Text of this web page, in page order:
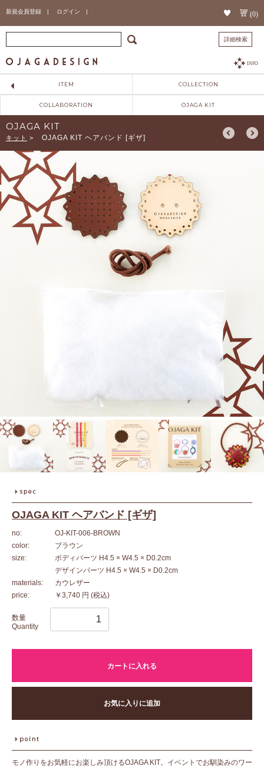
新規会員登録 | ログイン | (0)
詳細検索
INFO
ITEM COLLECTION
COLLABORATION OJAGA KIT
OJAGA KIT
キット > OJAGA KIT ヘアバンド [ギザ]
OJAGA KIT ヘアバンド [ギザ]
no:
OJ-KIT-006-BROWN
color:
ブラウン
size:
ボディパーツ H4.5 × W4.5 × D0.2cm
デザインパーツ H4.5 × W4.5 × D0.2cm
materials:
カウレザー
price:
￥3,740 円 (税込)
数量
Quantity
カートに入れる
お気に入りに追加
モノ作りをお気軽にお楽しみ頂けるOJAGA KIT。イベントでお馴染みのワー